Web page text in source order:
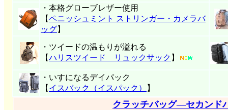
・本格グローブレザー使用
【ペニッシュミント ストリンガー・カメラバ
ッグ】
・ツイードの温もりが溢れる
【ハリスツイード リュックサック 】
・いすになるデイパック
【 イスバック（イスパック） 】
クラッチバッグ―セカンド